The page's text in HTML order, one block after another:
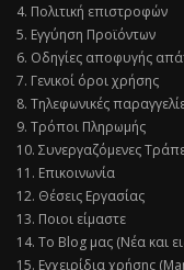
4. Πολιτική επιστροφών
5. Εγγύηση Προϊόντων
6. Οδηγίες αποφυγής
7. Γενικοί όροι χρήσης
8. Τηλεφωνικές
9. Τρόποι Πληρωμής
10. Συνεργαζόμενες
11. Επικοινωνία
12. Θέσεις Εργασίας
13. Ποιοι είμαστε
14. Το Blog μας (Νέα και
15. Εγχειρίδια χρήσης